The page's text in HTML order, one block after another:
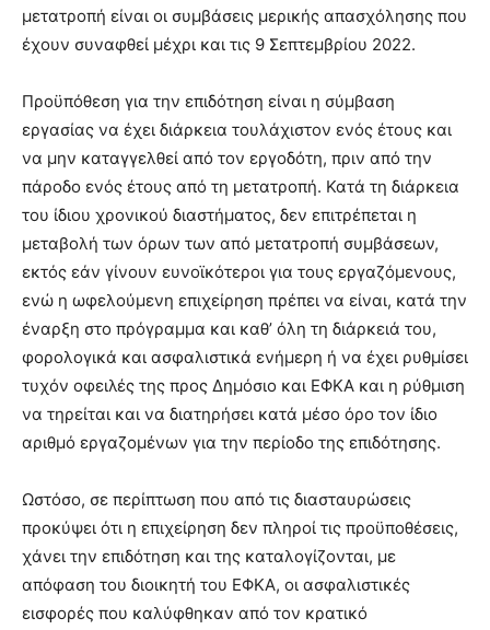
μετατροπή είναι οι συμβάσεις μερικής απασχόλησης που
έχουν συναφθεί μέχρι και τις 9 Σεπτεμβρίου 2022.
Προϋπόθεση για την επιδότηση είναι η σύμβαση
εργασίας να έχει διάρκεια τουλάχιστον ενός έτους και
να μην καταγγελθεί από τον εργοδότη, πριν από την
πάροδο ενός έτους από τη μετατροπή. Κατά τη διάρκεια
του ίδιου χρονικού διαστήματος, δεν επιτρέπεται η
μεταβολή των όρων των από μετατροπή συμβάσεων,
εκτός εάν γίνουν ευνοϊκότεροι για τους εργαζόμενους,
ενώ η ωφελούμενη επιχείρηση πρέπει να είναι, κατά την
έναρξη στο πρόγραμμα και καθ’ όλη τη διάρκειά του,
φορολογικά και ασφαλιστικά ενήμερη ή να έχει ρυθμίσει
τυχόν οφειλές της προς Δημόσιο και ΕΦΚΑ και η ρύθμιση
να τηρείται και να διατηρήσει κατά μέσο όρο τον ίδιο
αριθμό εργαζομένων για την περίοδο της επιδότησης.
Ωστόσο, σε περίπτωση που από τις διασταυρώσεις
προκύψει ότι η επιχείρηση δεν πληροί τις προϋποθέσεις,
χάνει την επιδότηση και της καταλογίζονται, με
απόφαση του διοικητή του ΕΦΚΑ, οι ασφαλιστικές
εισφορές που καλύφθηκαν από τον κρατικό